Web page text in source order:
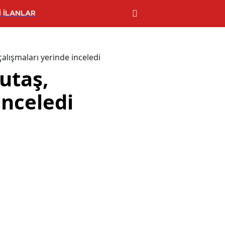
İLANLAR
yerinde inceledi